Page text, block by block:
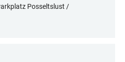
Posseltslust /